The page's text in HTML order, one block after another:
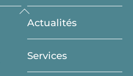
Back
To
Top
Actualités
Services